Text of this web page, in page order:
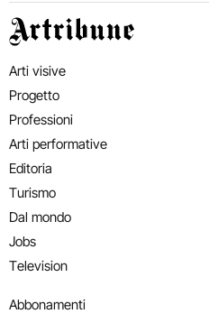
Artribune
Arti visive
Progetto
Professioni
Arti performative
Editoria
Turismo
Dal mondo
Jobs
Television
Abbonamenti